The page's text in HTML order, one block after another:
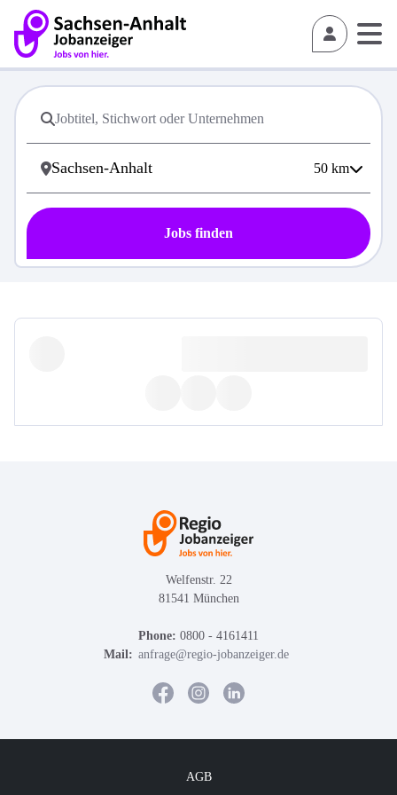
50 km
Jobs finden
Welfenstr. 22
81541 München
Phone: 0800 - 4161411
Mail: anfrage@regio-jobanzeiger.de
AGB